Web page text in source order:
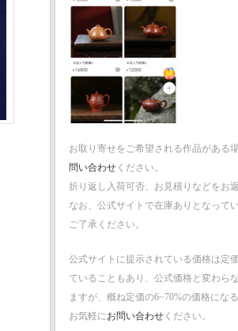
お取り寄せをご希望される作品がある
問い合わせ ください。
折り返し入荷可否、お見積りなどをお
なお、公式サイトで在庫ありとなって
ご了承ください。
公式サイトに提示されている価格は定
ていることもあり、公式価格と変わら
ますが、概ね定価の6~70%の価格にな
お気軽にお問い合わせ ください。